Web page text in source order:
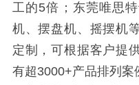
工的5倍；东莞唯思
机、摆盘机、摇摆机
定制，可根据客户提
有超3000+产品排列案